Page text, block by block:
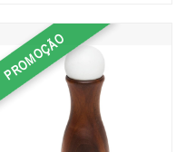
PROMOÇÃO